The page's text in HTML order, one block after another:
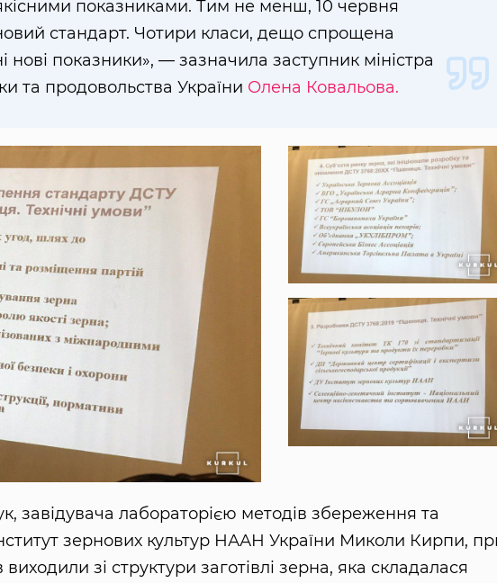
показниками. Тим не менш, 10 червня
стандарт. Чотири класи, дещо спрощена
нові показники», — зазначила заступник міністра
та продовольства України Олена Ковальова.
завідувача лабораторією методів збереження та
зернових культур НААН України Миколи Кирпи,
виходили зі структури заготівлі зерна, яка складалася